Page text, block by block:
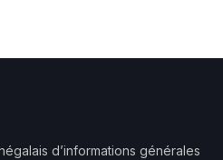
d’informations générales